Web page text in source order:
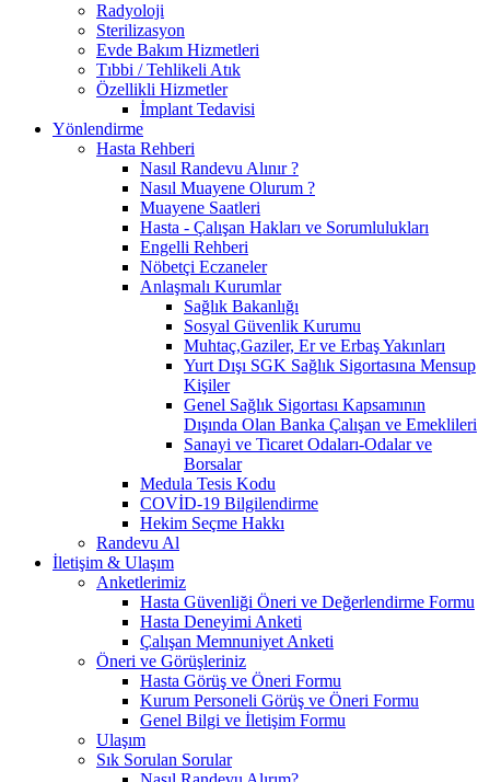
Radyoloji
Sterilizasyon
Evde Bakım Hizmetleri
Tıbbi / Tehlikeli Atık
Özellikli Hizmetler
İmplant Tedavisi
Yönlendirme
Hasta Rehberi
Nasıl Randevu Alınır ?
Nasıl Muayene Olurum ?
Muayene Saatleri
Hasta - Çalışan Hakları ve Sorumlulukları
Engelli Rehberi
Nöbetçi Eczaneler
Anlaşmalı Kurumlar
Sağlık Bakanlığı
Sosyal Güvenlik Kurumu
Muhtaç,Gaziler, Er ve Erbaş Yakınları
Yurt Dışı SGK Sağlık Sigortasına Mensup
Kişiler
Genel Sağlık Sigortası Kapsamının
Dışında Olan Banka Çalışan ve Emeklileri
Sanayi ve Ticaret Odaları-Odalar ve
Borsalar
Medula Tesis Kodu
COVİD-19 Bilgilendirme
Hekim Seçme Hakkı
Randevu Al
İletişim & Ulaşım
Anketlerimiz
Hasta Güvenliği Öneri ve Değerlendirme Formu
Hasta Deneyimi Anketi
Çalışan Memnuniyet Anketi
Öneri ve Görüşleriniz
Hasta Görüş ve Öneri Formu
Kurum Personeli Görüş ve Öneri Formu
Genel Bilgi ve İletişim Formu
Ulaşım
Sık Sorulan Sorular